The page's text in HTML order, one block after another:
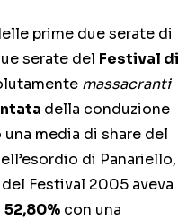
prime due serate di
serate del Festival di
massacranti
della conduzione
media di share del
di Panariello,
del Festival 2005 aveva
52,80% con una